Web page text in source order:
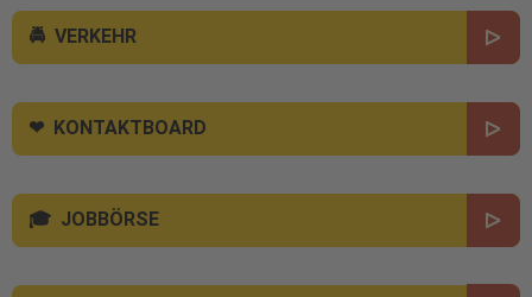
VERKEHR
KONTAKTBOARD
JOBBÖRSE